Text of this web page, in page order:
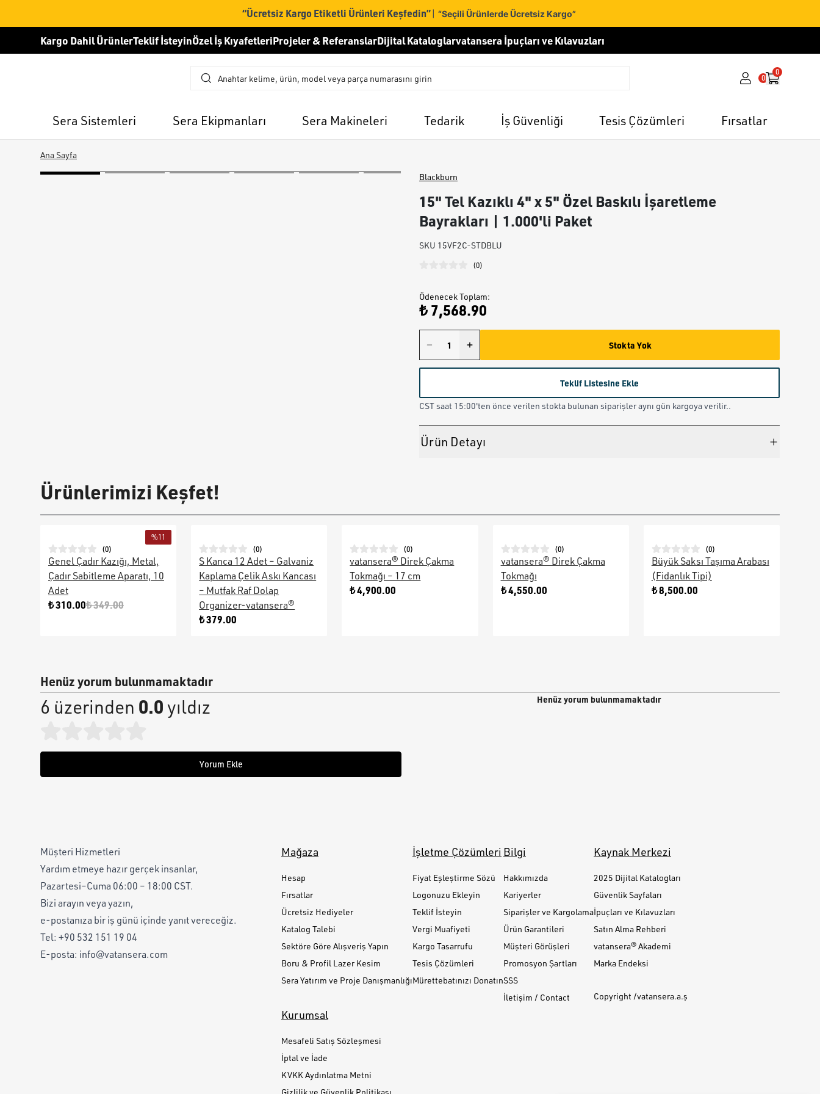
“Ücretsiz Kargo Etiketli Ürünleri Keşfedin”| “Seçili Ürünlerde Ücretsiz Kargo”
Kargo Dahil ÜrünlerTeklif İsteyinÖzel İş KıyafetleriProjeler & ReferanslarDijital Kataloglarvatansera İpuçları ve Kılavuzları
0
0
Sera Sistemleri Sera Ekipmanları Sera Makineleri Tedarik İş Güvenliği Tesis Çözümleri Fırsatlar
Ana Sayfa
Blackburn
15" Tel Kazıklı 4" x 5" Özel Baskılı İşaretleme
Bayrakları | 1.000'li Paket
SKU 15VF2C-STDBLU
(0)
Ödenecek Toplam:
₺ 7,568.90
Stokta Yok
Teklif Listesine Ekle
CST saat 15:00'ten önce verilen stokta bulunan siparişler aynı gün kargoya verilir..
Ürün Detayı
Ürünlerimizi Keşfet!
%11
(0)
Genel Çadır Kazığı, Metal,
Çadır Sabitleme Aparatı, 10
Adet
₺ 310.00₺ 349.00
(0)
S Kanca 12 Adet – Galvaniz
Kaplama Çelik Askı Kancası
– Mutfak Raf Dolap
Organizer-vatansera®
₺ 379.00
(0)
vatansera® Direk Çakma
Tokmağı – 17 cm
₺ 4,900.00
(0)
vatansera® Direk Çakma
Tokmağı
₺ 4,550.00
(0)
Büyük Saksı Taşıma Arabası
(Fidanlık Tipi)
₺ 8,500.00
Henüz yorum bulunmamaktadır
6 üzerinden 0.0yıldız
Yorum Ekle
Henüz yorum bulunmamaktadır
Müşteri Hizmetleri
Yardım etmeye hazır gerçek insanlar,
Pazartesi–Cuma 06:00 – 18:00 CST.
Bizi arayın veya yazın,
e-postanıza bir iş günü içinde yanıt vereceğiz.
Tel: +90 532 151 19 04
E-posta: info@vatansera.com
Mağaza
Hesap
Fırsatlar
Ücretsiz Hediyeler
Katalog Talebi
Sektöre Göre Alışveriş Yapın
Boru & Profil Lazer Kesim
Sera Yatırım ve Proje Danışmanlığı
İşletme Çözümleri
Fiyat Eşleştirme Sözü
Logonuzu Ekleyin
Teklif İsteyin
Vergi Muafiyeti
Kargo Tasarrufu
Tesis Çözümleri
Mürettebatınızı Donatın
Bilgi
Hakkımızda
Kariyerler
Siparişler ve Kargolama
Ürün Garantileri
Müşteri Görüşleri
Promosyon Şartları
SSS
İletişim / Contact
Kaynak Merkezi
2025 Dijital Katalogları
Güvenlik Sayfaları
İpuçları ve Kılavuzları
Satın Alma Rehberi
vatansera® Akademi
Marka Endeksi
Copyright /vatansera.a.ş
Kurumsal
Mesafeli Satış Sözleşmesi
İptal ve İade
KVKK Aydınlatma Metni
Gizlilik ve Güvenlik Politikası